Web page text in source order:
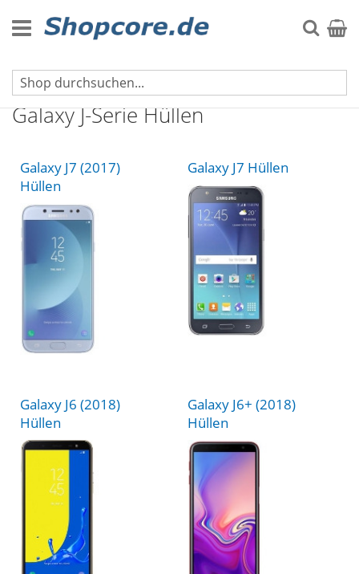
Inhalt
springen
Suche
Mein
Samsung Handyhüllen
Galaxy J-Serie Hüllen
Galaxy J7 (2017)
Hüllen
Galaxy J7 Hüllen
Galaxy J6 (2018)
Hüllen
Galaxy J6+ (2018)
Hüllen